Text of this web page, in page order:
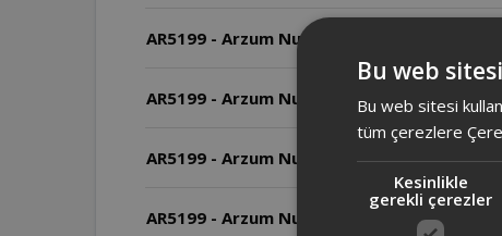
AR5199 - Arzum Nuvo Touch Şarjlı IPL Tüy
AR5199 - Arzum Nuvo Touch Şarjlı IPL Tüy
AR5199 - Arzum Nuvo Touch Şarjlı IPL Tüy
AR5199 - Arzum Nuvo Touch Şarjlı IPL Tüy
Bu web
Bu web sitesi
tüm çerezlere
Kesinlikle
gerekli çerezler